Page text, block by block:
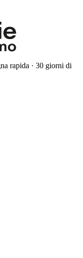
rapida · 30 giorni di